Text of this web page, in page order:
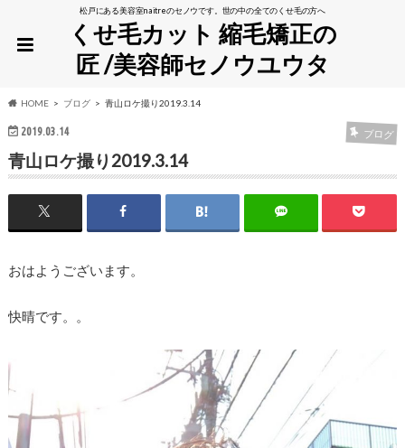
松戸にある美容室naitreのセノウです。世の中の全てのくせ毛の方へ
くせ毛カット 縮毛矯正の
匠 /美容師セノウユウタ
HOME ブログ 青山ロケ撮り2019.3.14
2019.03.14 ブログ
青山ロケ撮り2019.3.14
おはようございます。
快晴です。。